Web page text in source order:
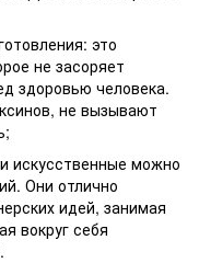
это
не засоряет
здоровью человека.
не вызывают
искусственные можно
Они отлично
идей, занимая
вокруг себя